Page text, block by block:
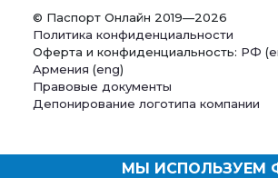
© Паспорт Онлайн 2019—2026
Политика конфиденциальности
Оферта и конфиденциальность: РФ (
Армения (eng)
Правовые документы
Депонирование логотипа компании
МЫ ИСПОЛЬЗУЕМ